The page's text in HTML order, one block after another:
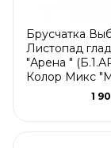
Брусчатка
Листопад
"Арена "
Колор Микс
1